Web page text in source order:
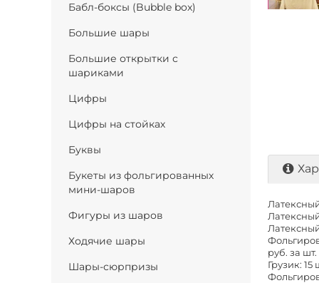
Бабл-боксы (Bubble box)
Большие шары
Большие открытки с
шариками
Цифры
Цифры на стойках
Буквы
Букеты из фольгированных
мини-шаров
Фигуры из шаров
Ходячие шары
Шары-сюрпризы
руб. за шт.
Грузик: 15